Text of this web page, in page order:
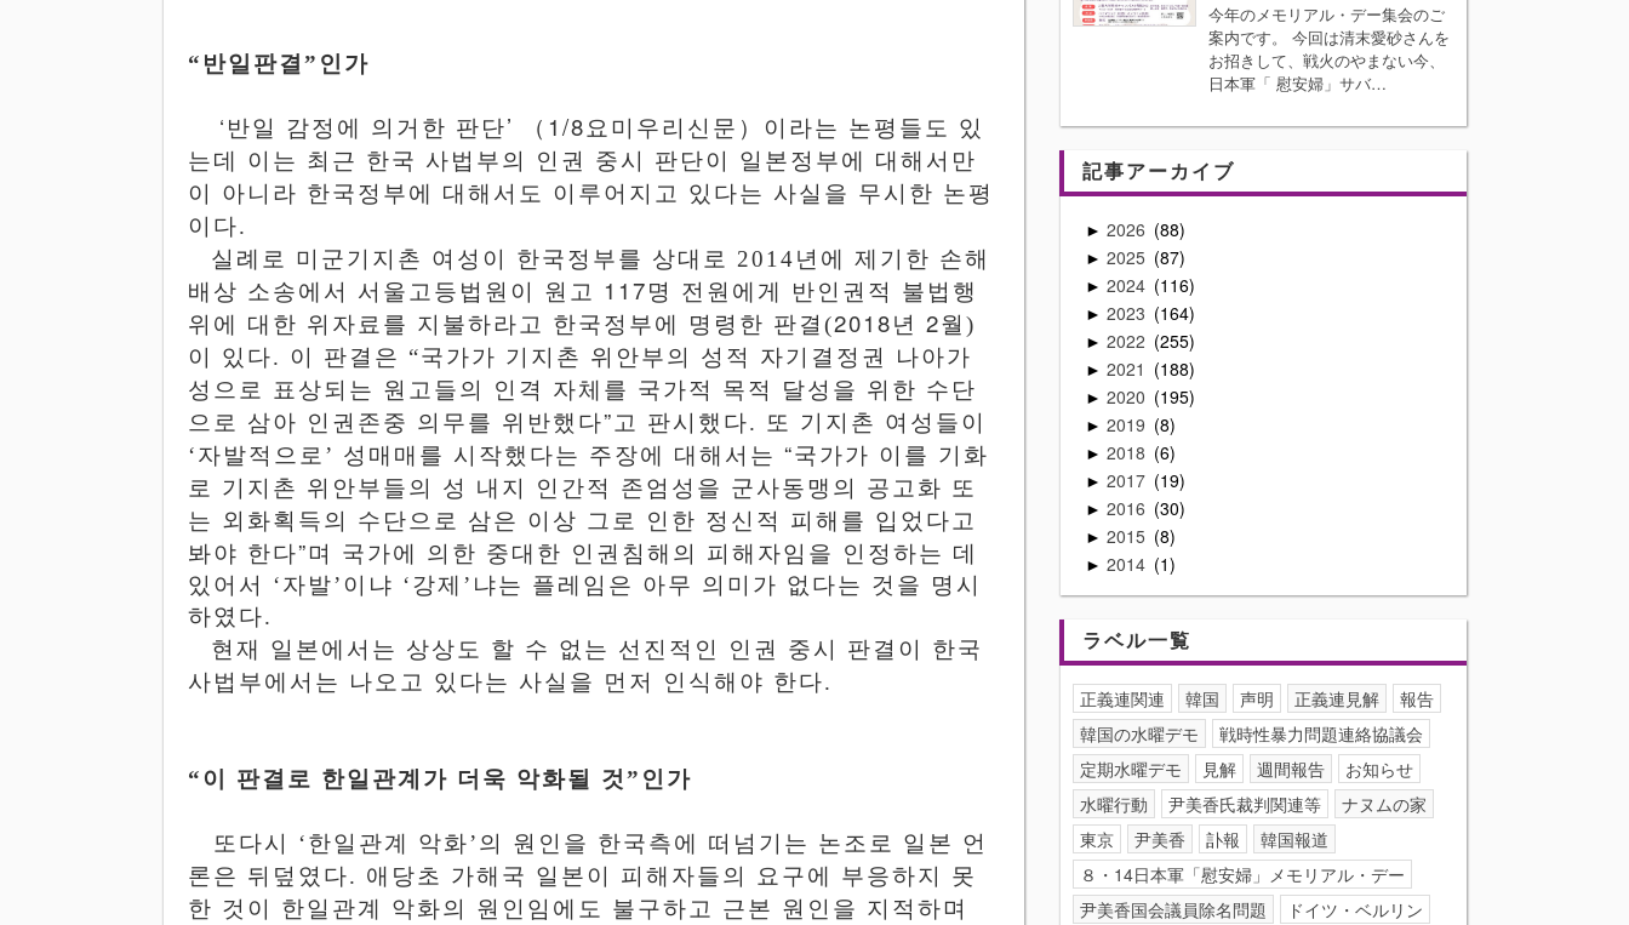
“ 반일판결” 인가
‘ 반일 감정에 의거한 판단’ （ 1/8 요미우리신문）이라는 논평들도 있
는데 이는 최근 한국 사법부의 인권 중시 판단이 일본정부에 대해서만
이
아니라 한국정부에 대해서도 이루어지고 있다는 사실을 무시한 논평
이다.
실례로
미군기지촌 여성이 한국정부를 상대로 2014년에 제기한 손해
배상 소송에서 서울고등법원이 원고 117명 전원에게
반인권적 불법행
위에 대한 위자료를 지불하라고 한국정부에 명령한 판결(2018년 2월)
이 있다. 이 판결은 “국가가 기지촌 위안부의 성적 자기결정권
나아가
성으로
표상되는 원고들의 인격 자체를 국가적 목적 달성을 위한 수단
으로
삼아 인권존중 의무를 위반했다” 고 판시했다. 또 기지촌 여성들이
‘자발적으로 ’ 성매매를 시작했다는 주장에 대해서는 “국가가 이를 기화
로
기지촌 위안부들의 성 내지 인간적 존엄성을 군사동맹의 공고화 또
는 외화획득의 수단으로 삼은 이상 그로 인한 정신적 피해를 입었다고
봐야 한다”며 국가에 의한 중대한 인권침해의 피해자임을 인정하는 데
있어서 ‘자발’ 이냐 ‘강제 ’ 냐는 플레임은 아무 의미가 없다는 것을 명시
하였다.
현재 일본에서는 상상도 할 수 없는 선진적인 인권 중시 판결이
한국
사법부에서는 나오고 있다는 사실을 먼저 인식해야 한다.
“이 판결로 한일관계가 더욱 악화될 것” 인가
또다시 ‘한일관계 악화’의 원인을 한국측에 떠넘기는 논조로 일본 언
론은 뒤덮였다. 애당초 가해국 일본이 피해자들의 요구에 부응하지
못
한 것이 한일관계 악화의
원인임에도 불구하고 근본 원인을 지적하며
今年のメモリアル・デー集会のご
案内です。 今回は清末愛砂さんを
お招きして、戦火のやまない今、
日本軍「 慰安婦」サバ…
記事アーカイブ
► 2026 88
► 2025 87
► 2024 116
► 2023 164
► 2022 255
► 2021 188
► 2020 195
► 2019 8
► 2018 6
► 2017 19
► 2016 30
► 2015 8
► 2014 1
ラベル一覧
正義連関連 韓国 声明 正義連見解
報告
韓国の水曜デモ
戦時性暴力問題連絡協議会
定期水曜デモ
見解 週間報告
お知らせ
水曜行動
尹美香氏裁判関連等
ナヌムの家
東京
尹美香 訃報
韓国報道
８・14日本軍「慰安婦」メモリアル・デー
尹美香国会議員除名問題
ドイツ・ベルリン